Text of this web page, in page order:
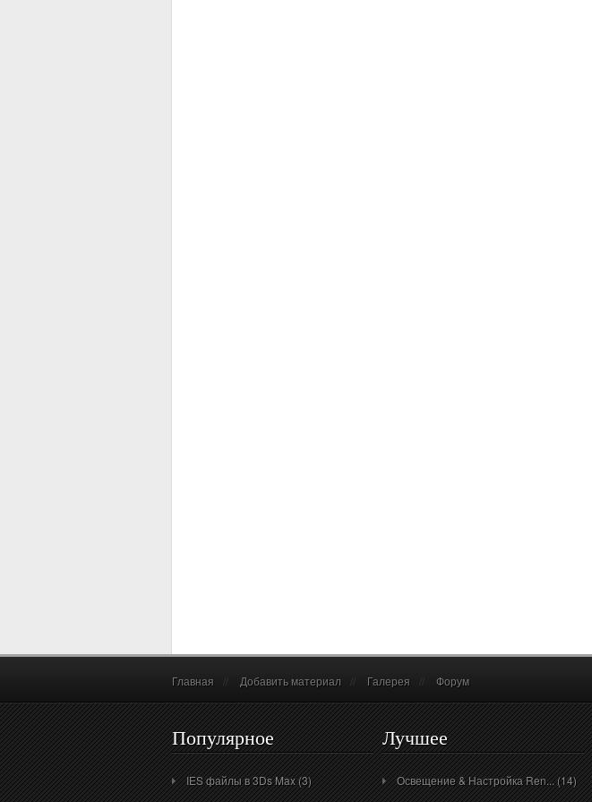
Главная Добавить материал Галерея Форум
Популярное
IES файлы в 3Ds Max (3)
Лучшее
Освещение & Настройка Ren... (14)